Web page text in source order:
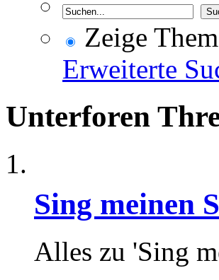
Zeige
Erweiterte
Unterforen
Sing meinen
Alles zu 'Sing